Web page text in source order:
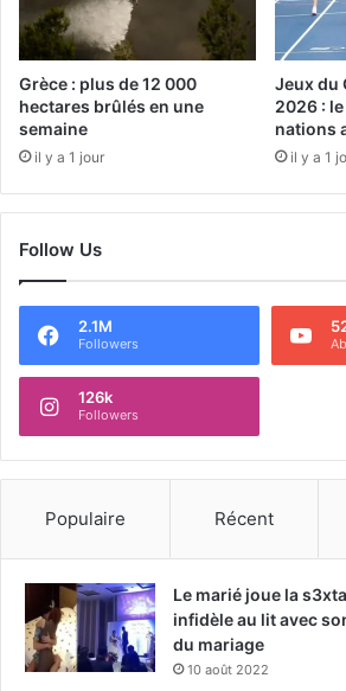
Grèce : plus de 12 000
hectares brûlés en une
semaine
il y a 1 jour
Jeux du
2026 :
nations
il y a 1
Follow Us
2.1M
Followers
126k
Followers
Populaire Récent
Le marié joue la
infidèle au lit avec
du mariage
10 août 2022